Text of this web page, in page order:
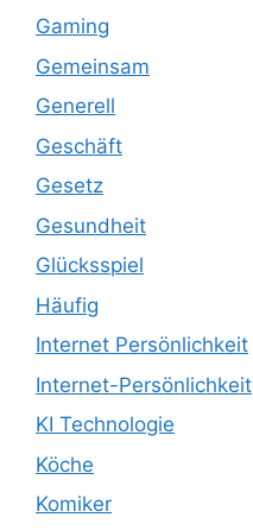
Gaming
Gemeinsam
Generell
Geschäft
Gesetz
Gesundheit
Glücksspiel
Häufig
Internet Persönlichkeit
Internet-Persönlichkeit
KI Technologie
Köche
Komiker